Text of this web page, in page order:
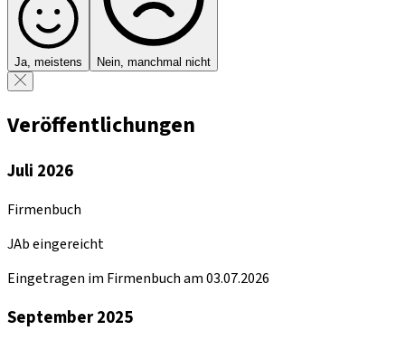
Ja, meistens Nein, manchmal nicht
Veröffentlichungen
Juli 2026
Firmenbuch
JAb eingereicht
Eingetragen im Firmenbuch am 03.07.2026
September 2025